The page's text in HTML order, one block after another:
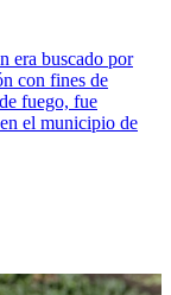
era buscado por
con fines de
fuego, fue
el municipio de